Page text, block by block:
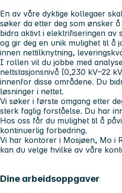
En av våre dyktige kollegaer
søker da etter deg som ønsker
bidra aktivt i elektrifiseringen
og gir deg en unik mulighet til å
innen nettilknytning,
I rollen vil du jobbe med
nettstasjonsnivå (0,230 kV–22
innenfor disse områdene. Du
løsninger i nettet.
Vi søker i første omgang etter
sterk faglig forståelse. Du har
Hos oss får du mulighet til å
kontinuerlig forbedring.
Vi har kontorer i Mosjøen, Mo i
kan du velge hvilke av våre
Dine arbeidsoppgaver